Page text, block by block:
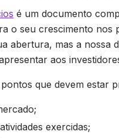
é um documento
o seu crescimento nos
abertura, mas a nossa
aos
que devem estar
exercidas;